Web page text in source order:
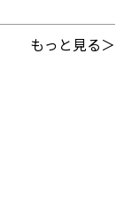
もっと見る＞